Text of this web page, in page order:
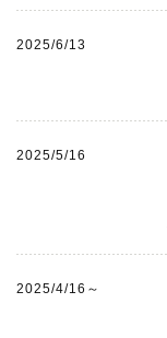
2025/6/13
2025/5/16
2025/4/16～